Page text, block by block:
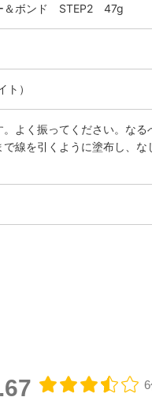
＆ボンド STEP2 47g
ト）
よく振ってください。な
で線を引くように塗布し、